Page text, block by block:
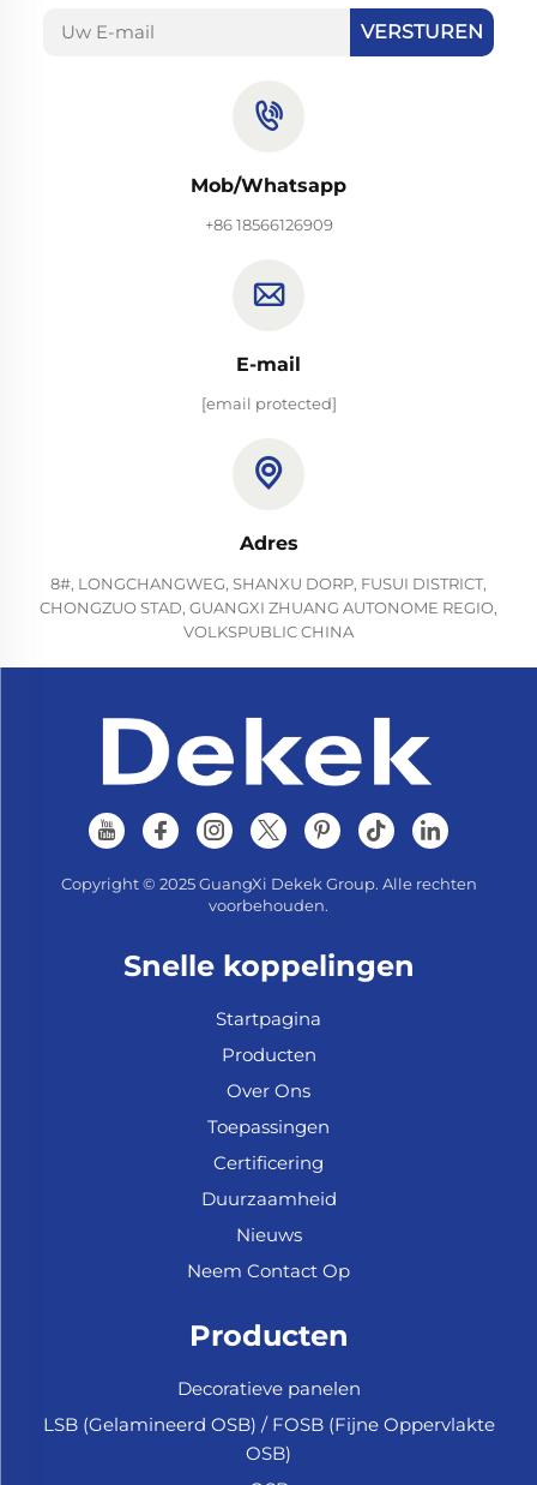
VERSTUREN
Mob/Whatsapp
+86 18566126909
E-mail
[email protected]
Adres
8#, LONGCHANGWEG, SHANXU DORP, FUSUI DISTRICT,
CHONGZUO STAD, GUANGXI ZHUANG AUTONOME REGIO,
VOLKSPUBLIC CHINA
Copyright © 2025 GuangXi Dekek Group. Alle rechten
voorbehouden.
Snelle koppelingen
Startpagina
Producten
Over Ons
Toepassingen
Certificering
Duurzaamheid
Nieuws
Neem Contact Op
Producten
Decoratieve panelen
LSB (Gelamineerd OSB) / FOSB (Fijne Oppervlakte
OSB)